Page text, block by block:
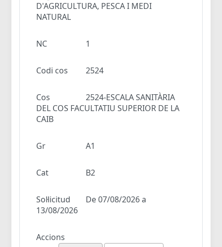
D'AGRICULTURA, PESCA I MEDI
NATURAL
NC 1
Codi cos 2524
Cos
2524-ESCALA SANITÀRIA
DEL COS FACULTATIU SUPERIOR DE LA
CAIB
Gr A1
Cat B2
Sol·licitud
De 07/08/2026 a
13/08/2026
Accions